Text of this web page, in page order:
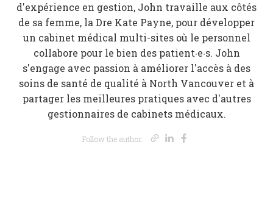
d'expérience en gestion, John travaille aux côtés
de sa femme, la Dre Kate Payne, pour développer
un cabinet médical multi-sites où le personnel
collabore pour le bien des patient·e·s. John
s'engage avec passion à améliorer l'accès à des
soins de santé de qualité à North Vancouver et à
partager les meilleures pratiques avec d'autres
gestionnaires de cabinets médicaux.
Follow the author: Opens new
Opens new